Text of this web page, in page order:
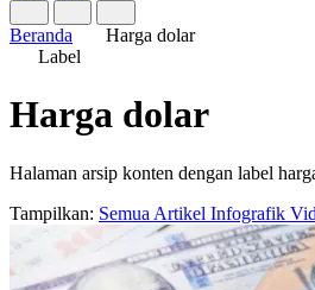
Beranda
Harga dolar
Label
Harga dolar
Halaman arsip konten dengan label
Tampilkan: Semua Artikel Infografik